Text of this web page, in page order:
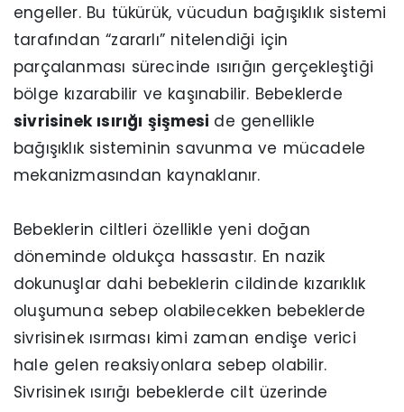
engeller. Bu tükürük, vücudun bağışıklık sistemi
tarafından “zararlı” nitelendiği için
parçalanması sürecinde ısırığın gerçekleştiği
bölge kızarabilir ve kaşınabilir. Bebeklerde
sivrisinek ısırığı şişmesi de genellikle
bağışıklık sisteminin savunma ve mücadele
mekanizmasından kaynaklanır.
Bebeklerin ciltleri özellikle yeni doğan
döneminde oldukça hassastır. En nazik
dokunuşlar dahi bebeklerin cildinde kızarıklık
oluşumuna sebep olabilecekken bebeklerde
sivrisinek ısırması kimi zaman endişe verici
hale gelen reaksiyonlara sebep olabilir.
Sivrisinek ısırığı bebeklerde cilt üzerinde